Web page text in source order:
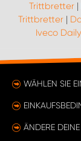
Trittbretter |
Trittbretter |
Iveco
WÄHLEN SIE
ÄNDERE